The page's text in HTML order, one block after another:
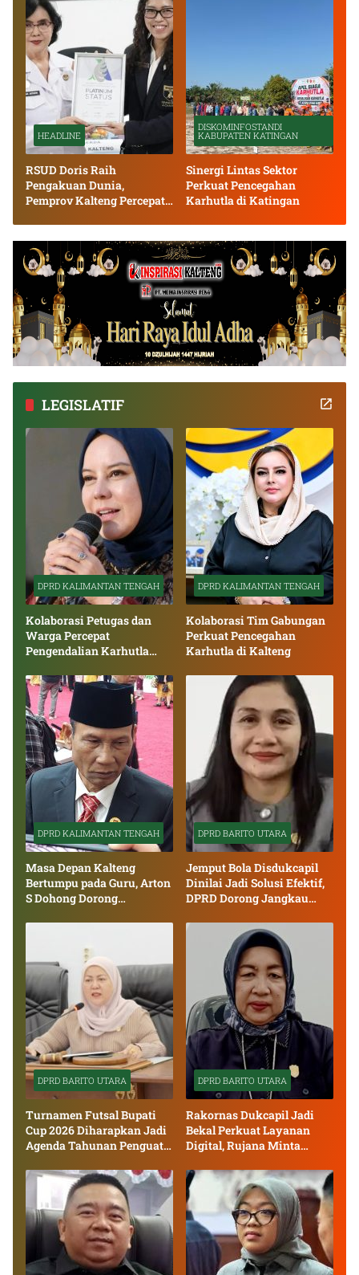
HEADLINE
RSUD Doris Raih
Pengakuan Dunia,
Pemprov Kalteng Percepat
DISKOMINFOSTANDI
KABUPATEN KATINGAN
Sinergi Lintas Sektor
Perkuat Pencegahan
Karhutla di Katingan
LEGISLATIF
DPRD KALIMANTAN TENGAH
Kolaborasi Petugas dan
Warga Percepat
Pengendalian Karhutla
DPRD KALIMANTAN TENGAH
Kolaborasi Tim Gabungan
Perkuat Pencegahan
Karhutla di Kalteng
DPRD KALIMANTAN TENGAH
Masa Depan Kalteng
Bertumpu pada Guru, Arton
S Dohong Dorong
DPRD BARITO UTARA
Jemput Bola Disdukcapil
Dinilai Jadi Solusi Efektif,
DPRD Dorong Jangkau
DPRD BARITO UTARA
Turnamen Futsal Bupati
Cup 2026 Diharapkan Jadi
Agenda Tahunan Penguat
DPRD BARITO UTARA
Rakornas Dukcapil Jadi
Bekal Perkuat Layanan
Digital, Rujana Minta
Diterapkan